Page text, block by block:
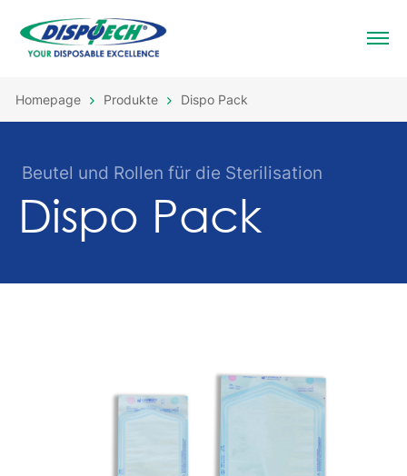
Homepage Produkte Dispo Pack
Beutel und Rollen für die Sterilisation
Dispo Pack